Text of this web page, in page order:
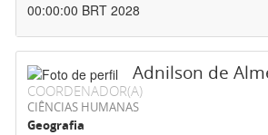
00:00:00 BRT 2028
Adnilson de
COORDENADOR(A)
CIÊNCIAS HUMANAS
Geografia